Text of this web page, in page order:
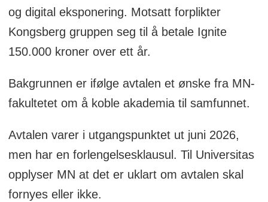
og digital eksponering. Motsatt forplikter
Kongsberg gruppen seg til å betale Ignite
150.000 kroner over ett år.
Bakgrunnen er ifølge avtalen et ønske fra MN-
fakultetet om å koble akademia til samfunnet.
Avtalen varer i utgangspunktet ut juni 2026,
men har en forlengelsesklausul. Til Universitas
opplyser MN at det er uklart om avtalen skal
fornyes eller ikke.